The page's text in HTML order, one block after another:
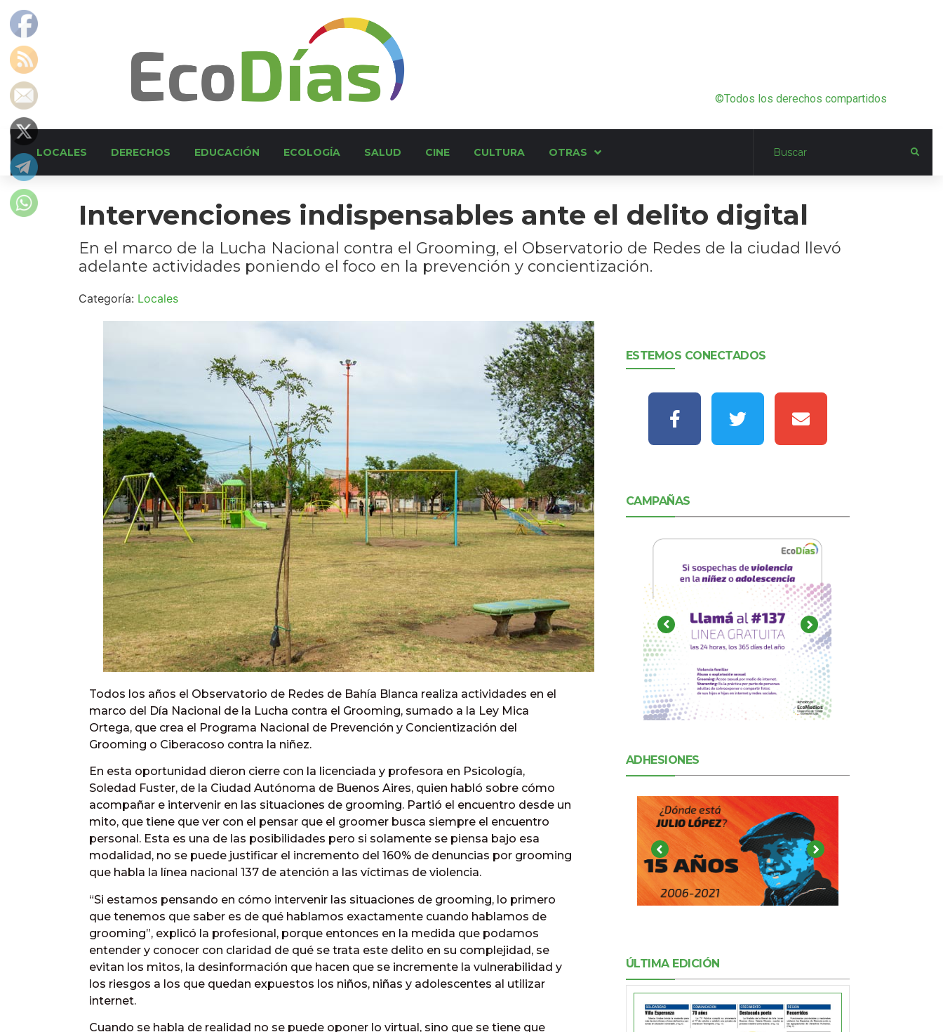
©Todos los derechos compartidos
LOCALES DERECHOS EDUCACIÓN ECOLOGÍA SALUD CINE CULTURA OTRAS
Intervenciones indispensables ante el delito digital
En el marco de la Lucha Nacional contra el Grooming, el Observatorio de Redes de la ciudad llevó
adelante actividades poniendo el foco en la prevención y concientización.
Categoría: Locales
Todos los años el Observatorio de Redes de Bahía Blanca realiza actividades en el
marco del Día Nacional de la Lucha contra el Grooming, sumado a la Ley Mica
Ortega, que crea el Programa Nacional de Prevención y Concientización del
Grooming o Ciberacoso contra la niñez.
En esta oportunidad dieron cierre con la licenciada y profesora en Psicología,
Soledad Fuster, de la Ciudad Autónoma de Buenos Aires, quien habló sobre cómo
acompañar e intervenir en las situaciones de grooming. Partió el encuentro desde un
mito, que tiene que ver con el pensar que el groomer busca siempre el encuentro
personal. Esta es una de las posibilidades pero si solamente se piensa bajo esa
modalidad, no se puede justificar el incremento del 160% de denuncias por grooming
que habla la línea nacional 137 de atención a las víctimas de violencia.
“Si estamos pensando en cómo intervenir las situaciones de grooming, lo primero
que tenemos que saber es de qué hablamos exactamente cuando hablamos de
grooming”, explicó la profesional, porque entonces en la medida que podamos
entender y conocer con claridad de qué se trata este delito en su complejidad, se
evitan los mitos, la desinformación que hacen que se incremente la vulnerabilidad y
los riesgos a los que quedan expuestos los niños, niñas y adolescentes al utilizar
internet.
Cuando se habla de realidad no se puede oponer lo virtual, sino que se tiene que
ESTEMOS CONECTADOS
CAMPAÑAS
ADHESIONES
ÚLTIMA EDICIÓN